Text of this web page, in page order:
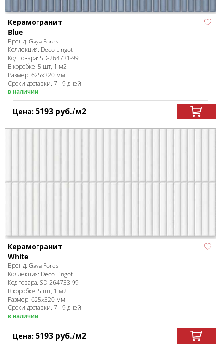
Керамогранит
Blue
Бренд: Gaya Fores
Коллекция: Deco Lingot
Код товара: SD-264731-99
В коробке: 5 шт, 1 м2
Размер: 625x320 мм
Сроки доставки: 7 - 9 дней
в наличии
Цена: 5193 руб./м2
Керамогранит
White
Бренд: Gaya Fores
Коллекция: Deco Lingot
Код товара: SD-264733-99
В коробке: 5 шт, 1 м2
Размер: 625x320 мм
Сроки доставки: 7 - 9 дней
в наличии
Цена: 5193 руб./м2